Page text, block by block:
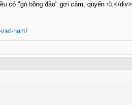
có "gò bồng đảo" gợi cảm, quyến rũ.</div>
nam/